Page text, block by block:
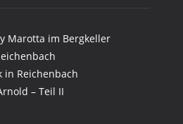
Marotta im Bergkeller
in Reichenbach
– Teil II